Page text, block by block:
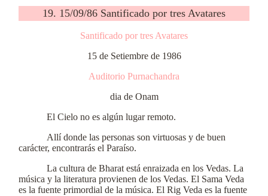
19. 15/09/86 Santificado por tres Avatares
Santificado por tres Avatares
15 de Setiembre de 1986
Auditorio Purnachandra
dia de Onam
El Cielo no es algún lugar remoto.
Allí donde las personas son virtuosas y de buen
carácter, encontrarás el Paraíso.
La cultura de Bharat está enraizada en los Vedas. La
música y la literatura provienen de los Vedas. El Sama Veda
es la fuente primordial de la música. El Rig Veda es la fuente